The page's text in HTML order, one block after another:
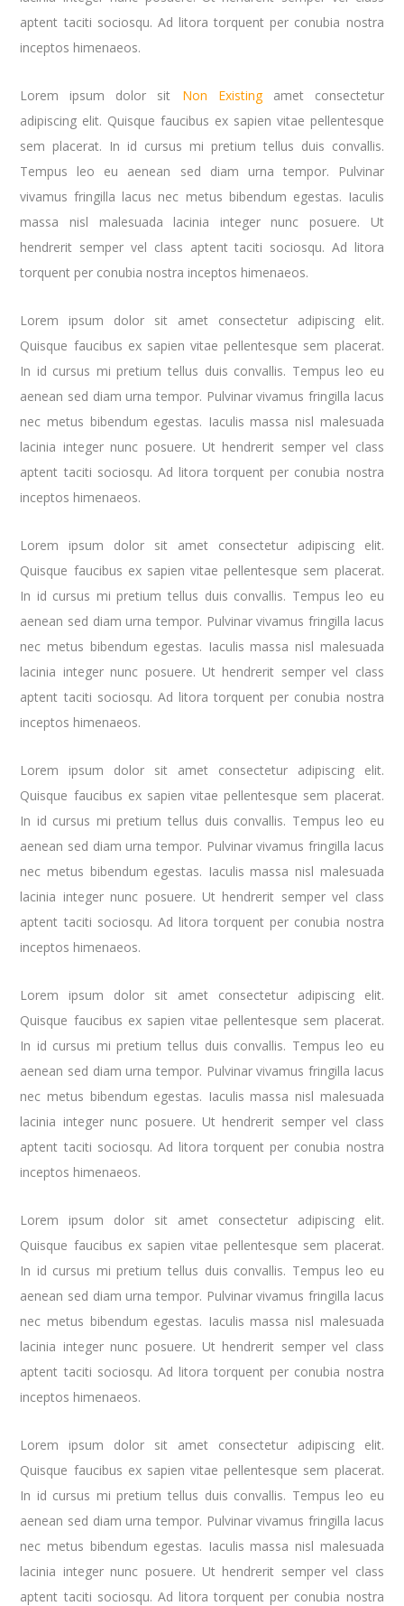
aptent taciti sociosqu. Ad litora torquent per conubia nostra
inceptos himenaeos.
Lorem ipsum dolor sit Non Existingamet consectetur
adipiscing elit. Quisque faucibus ex sapien vitae pellentesque
sem placerat. In id cursus mi pretium tellus duis convallis.
Tempus leo eu aenean sed diam urna tempor. Pulvinar
vivamus fringilla lacus nec metus bibendum egestas. Iaculis
massa nisl malesuada lacinia integer nunc posuere. Ut
hendrerit semper vel class aptent taciti sociosqu. Ad litora
torquent per conubia nostra inceptos himenaeos.
Lorem ipsum dolor sit amet consectetur adipiscing elit.
Quisque faucibus ex sapien vitae pellentesque sem placerat.
In id cursus mi pretium tellus duis convallis. Tempus leo eu
aenean sed diam urna tempor. Pulvinar vivamus fringilla lacus
nec metus bibendum egestas. Iaculis massa nisl malesuada
lacinia integer nunc posuere. Ut hendrerit semper vel class
aptent taciti sociosqu. Ad litora torquent per conubia nostra
inceptos himenaeos.
Lorem ipsum dolor sit amet consectetur adipiscing elit.
Quisque faucibus ex sapien vitae pellentesque sem placerat.
In id cursus mi pretium tellus duis convallis. Tempus leo eu
aenean sed diam urna tempor. Pulvinar vivamus fringilla lacus
nec metus bibendum egestas. Iaculis massa nisl malesuada
lacinia integer nunc posuere. Ut hendrerit semper vel class
aptent taciti sociosqu. Ad litora torquent per conubia nostra
inceptos himenaeos.
Lorem ipsum dolor sit amet consectetur adipiscing elit.
Quisque faucibus ex sapien vitae pellentesque sem placerat.
In id cursus mi pretium tellus duis convallis. Tempus leo eu
aenean sed diam urna tempor. Pulvinar vivamus fringilla lacus
nec metus bibendum egestas. Iaculis massa nisl malesuada
lacinia integer nunc posuere. Ut hendrerit semper vel class
aptent taciti sociosqu. Ad litora torquent per conubia nostra
inceptos himenaeos.
Lorem ipsum dolor sit amet consectetur adipiscing elit.
Quisque faucibus ex sapien vitae pellentesque sem placerat.
In id cursus mi pretium tellus duis convallis. Tempus leo eu
aenean sed diam urna tempor. Pulvinar vivamus fringilla lacus
nec metus bibendum egestas. Iaculis massa nisl malesuada
lacinia integer nunc posuere. Ut hendrerit semper vel class
aptent taciti sociosqu. Ad litora torquent per conubia nostra
inceptos himenaeos.
Lorem ipsum dolor sit amet consectetur adipiscing elit.
Quisque faucibus ex sapien vitae pellentesque sem placerat.
In id cursus mi pretium tellus duis convallis. Tempus leo eu
aenean sed diam urna tempor. Pulvinar vivamus fringilla lacus
nec metus bibendum egestas. Iaculis massa nisl malesuada
lacinia integer nunc posuere. Ut hendrerit semper vel class
aptent taciti sociosqu. Ad litora torquent per conubia nostra
inceptos himenaeos.
Lorem ipsum dolor sit amet consectetur adipiscing elit.
Quisque faucibus ex sapien vitae pellentesque sem placerat.
In id cursus mi pretium tellus duis convallis. Tempus leo eu
aenean sed diam urna tempor. Pulvinar vivamus fringilla lacus
nec metus bibendum egestas. Iaculis massa nisl malesuada
lacinia integer nunc posuere. Ut hendrerit semper vel class
aptent taciti sociosqu. Ad litora torquent per conubia nostra